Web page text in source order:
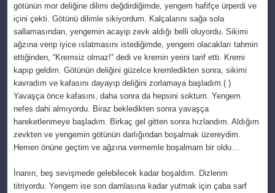
götünün mor deliğine dilimi değdirdiğimde, yengem hafifçe ürperdi ve
içini çekti. Götünü dilimle sikiyordum. Kalçalarını sağa sola
sallamasından, yengemin acayip zevk aldığı belli oluyordu. Sikimi
ağzına verip iyice ıslatmasını istediğimde, yengem olacakları tahmin
ettiğinden, “Kremsiz olmaz!” dedi ve kremin yerini tarif etti. Kremi
kapıp geldim. Götünün deliğini güzelce kremledikten sonra, sikimi
kavradım ve kafasını dayayıp deliğini zorlamaya başladım.( )
Yavaşça önce kafasını, daha sonra da hepsini soktum. Yengem
nefes dahi almıyordu. Biraz bekledikten sonra yavaşça
hareketlenmeye başladım. Birkaç gel gitten sonra hızlandım. Aldığım
zevkten ve yengemin götünün darlığından boşalmak üzereydim.
Hemen önüne geçtim ve ağzına vermemle boşalmam bir oldu…
İnanın, beş sevişmede gelebilecek kadar boşaldım. Dizlerim
titriyordu. Yengem ise son damlasına kadar yutmak için çaba sarf